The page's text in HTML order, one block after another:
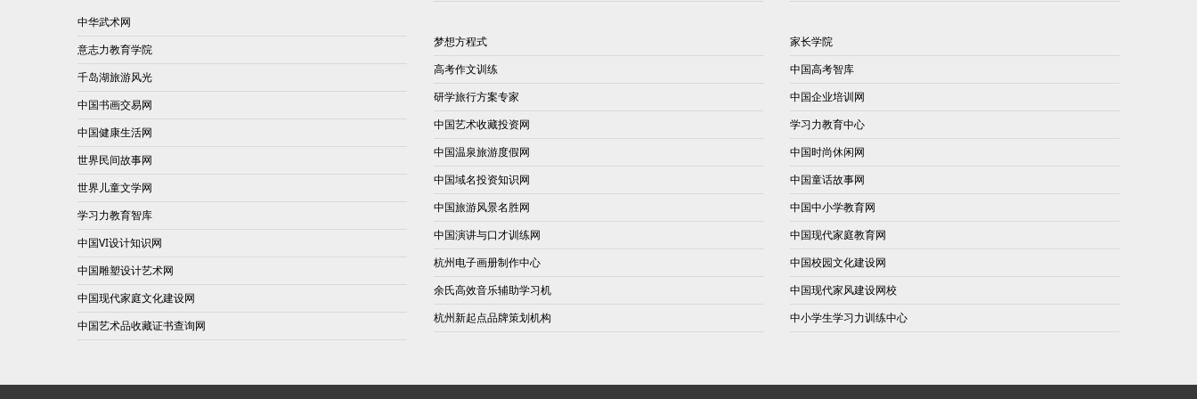
中华武术网
意志力教育学院
千岛湖旅游风光
中国书画交易网
中国健康生活网
世界民间故事网
世界儿童文学网
学习力教育智库
中国VI设计知识网
中国雕塑设计艺术网
中国现代家庭文化建设网
中国艺术品收藏证书查询网
梦想方程式
高考作文训练
研学旅行方案专家
中国艺术收藏投资网
中国温泉旅游度假网
中国域名投资知识网
中国旅游风景名胜网
中国演讲与口才训练网
杭州电子画册制作中心
余氏高效音乐辅助学习机
杭州新起点品牌策划机构
家长学院
中国高考智库
中国企业培训网
学习力教育中心
中国时尚休闲网
中国童话故事网
中国中小学教育网
中国现代家庭教育网
中国校园文化建设网
中国现代家风建设网校
中小学生学习力训练中心